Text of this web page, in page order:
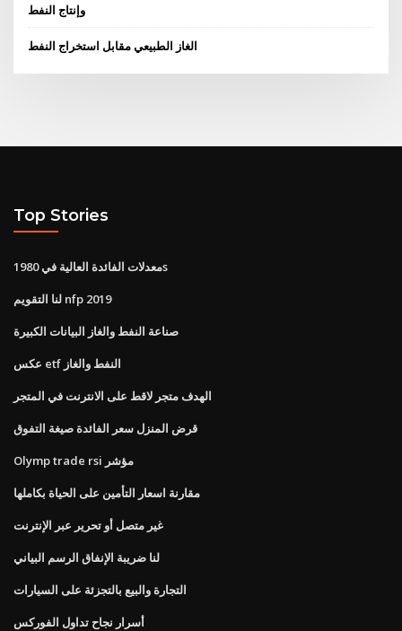
وإنتاج النفط
الغاز الطبيعي مقابل استخراج النفط
Top Stories
معدلات الفائدة العالية في 1980s
لنا التقويم nfp 2019
صناعة النفط والغاز البيانات الكبيرة
عكس etf النفط والغاز
الهدف متجر لاقط على الانترنت في المتجر
قرض المنزل سعر الفائدة صيغة التفوق
Olymp trade rsi مؤشر
مقارنة اسعار التأمين على الحياة بكاملها
غير متصل أو تحرير عبر الإنترنت
لنا ضريبة الإنفاق الرسم البياني
التجارة والبيع بالتجزئة على السيارات
أسرار نجاح تداول الفوركس